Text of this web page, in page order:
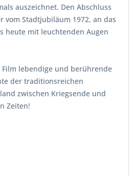
auszeichnet. Den Abschluss
vom Stadtjubiläum 1972, an das
heute mit leuchtenden Augen
lebendige und berührende
der traditionsreichen
zwischen Kriegsende und
Zeiten!